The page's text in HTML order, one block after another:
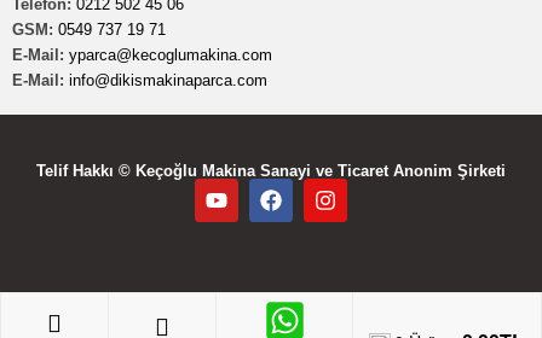
Telefon: 0212 502 45 06
GSM: 0549 737 19 71
E-Mail: yparca@kecoglumakina.com
E-Mail: info@dikismakinaparca.com
Telif Hakkı © Keçoğlu Makina Sanayi ve Ticaret Anonim Şirketi